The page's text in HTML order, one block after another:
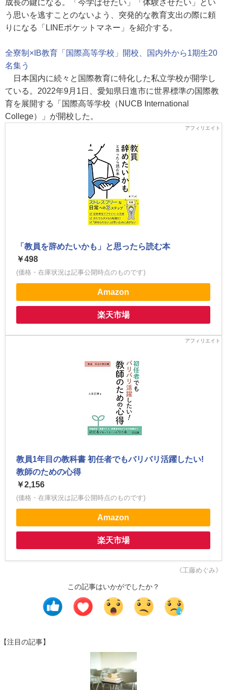
成長の鍵になる。「今学ばせたい」「体験させたい」とい
う思いを逃すことのないよう、突発的な教育支出の際に頼
りになる「LINEポケットマネー」を紹介する。
全寮制×IB教育「国際高等学校」開校、国内外から1期生20
名集う
日本国内に続々と国際教育に特化した私立学校が開学し
ている。2022年9月1日、愛知県日進市に世界標準の国際教
育を展開する「国際高等学校（NUCB International
College）」が開校した。
「教員を辞めたいかも」と思ったら読む本
￥498
(価格・在庫状況は記事公開時点のものです)
Amazon
楽天市場
教員1年目の教科書 初任者でもバリバリ活躍したい!
教師のための心得
￥2,156
(価格・在庫状況は記事公開時点のものです)
Amazon
楽天市場
《工藤めぐみ》
この記事はいかがでしたか？
【注目の記事】